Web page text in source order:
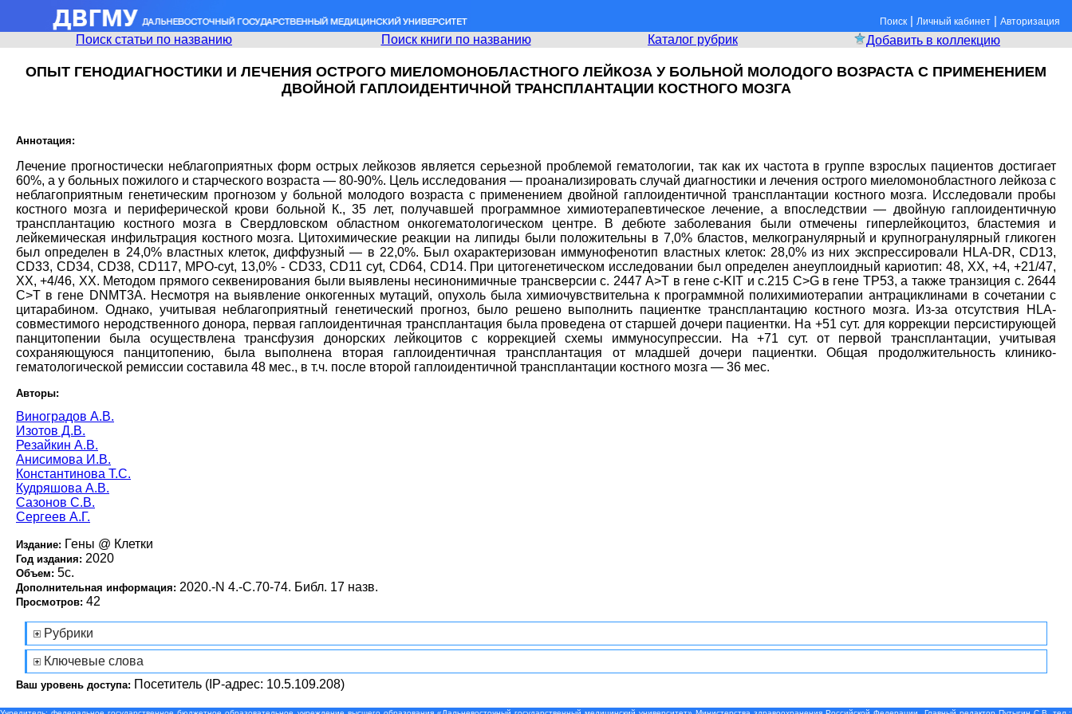
Поиск | Личный кабинет | Авторизация
Поиск статьи по названию Поиск книги по названию Каталог рубрик Добавить в коллекцию
ОПЫТ ГЕНОДИАГНОСТИКИ И ЛЕЧЕНИЯ ОСТРОГО МИЕЛОМОНОБЛАСТНОГО ЛЕЙКОЗА У БОЛЬНОЙ МОЛОДОГО ВОЗРАСТА С ПРИМЕНЕНИЕМ
ДВОЙНОЙ ГАПЛОИДЕНТИЧНОЙ ТРАНСПЛАНТАЦИИ КОСТНОГО МОЗГА
Аннотация:
Лечение прогностически неблагоприятных форм острых лейкозов является серьезной проблемой гематологии, так как их частота в группе взрослых пациентов достигает
60%, а у больных пожилого и старческого возраста — 80-90%. Цель исследования — проанализировать случай диагностики и лечения острого миеломонобластного лейкоза с
неблагоприятным генетическим прогнозом у больной молодого возраста с применением двойной гаплоидентичной трансплантации костного мозга. Исследовали пробы
костного мозга и периферической крови больной К., 35 лет, получавшей программное химиотерапевтическое лечение, а впоследствии — двойную гаплоидентичную
трансплантацию костного мозга в Свердловском областном онкогематологическом центре. В дебюте заболевания были отмечены гиперлейкоцитоз, бластемия и
лейкемическая инфильтрация костного мозга. Цитохимические реакции на липиды были положительны в 7,0% бластов, мелкогранулярный и крупногранулярный гликоген
был определен в 24,0% властных клеток, диффузный — в 22,0%. Был охарактеризован иммунофенотип властных клеток: 28,0% из них экспрессировали HLA-DR, CD13,
CD33, CD34, CD38, CD117, MPO-cyt, 13,0% - CD33, CD11 cyt, CD64, CD14. При цитогенетическом исследовании был определен анеуплоидный кариотип: 48, XX, +4, +21/47,
XX, +4/46, XX. Методом прямого секвенирования были выявлены несинонимичные трансверсии с. 2447 А>Т в гене c-KIT и с.215 C>G в гене ТР53, а также транзиция с. 2644
С>Т в гене DNMT3A. Несмотря на выявление онкогенных мутаций, опухоль была химиочувствительна к программной полихимиотерапии антрациклинами в сочетании с
цитарабином. Однако, учитывая неблагоприятный генетический прогноз, было решено выполнить пациентке трансплантацию костного мозга. Из-за отсутствия HLA-
совместимого неродственного донора, первая гаплоидентичная трансплантация была проведена от старшей дочери пациентки. На +51 сут. для коррекции персистирующей
панцитопении была осуществлена трансфузия донорских лейкоцитов с коррекцией схемы иммуносупрессии. На +71 сут. от первой трансплантации, учитывая
сохраняющуюся панцитопению, была выполнена вторая гаплоидентичная трансплантация от младшей дочери пациентки. Общая продолжительность клинико-
гематологической ремиссии составила 48 мес., в т.ч. после второй гаплоидентичной трансплантации костного мозга — 36 мес.
Авторы:
Виноградов А.В.
Изотов Д.В.
Резайкин А.В.
Анисимова И.В.
Константинова Т.С.
Кудряшова А.В.
Сазонов С.В.
Сергеев А.Г.
Издание: Гены @ Клетки
Год издания: 2020
Объем: 5с.
Дополнительная информация: 2020.-N 4.-С.70-74. Библ. 17 назв.
Просмотров: 42
Рубрики
Ключевые слова
Ваш уровень доступа: Посетитель (IP-адрес: 10.5.109.208)